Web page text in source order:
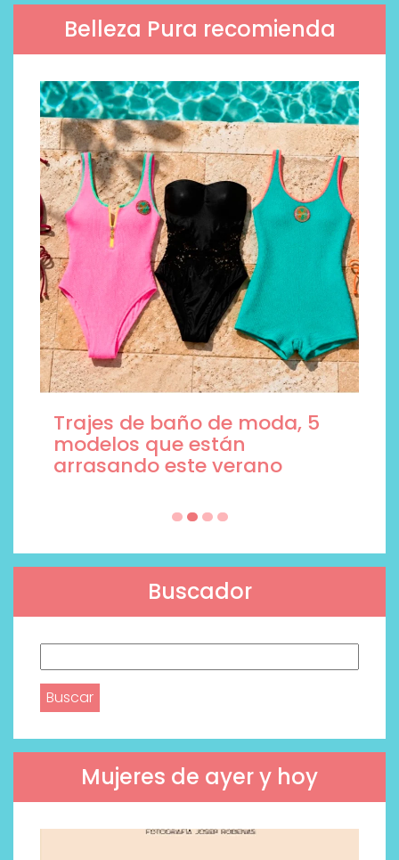
Belleza Pura recomienda
Trajes de baño de moda, 5
modelos que están
arrasando este verano
Buscador
Mujeres de ayer y hoy